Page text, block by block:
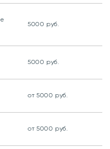
5000 руб.
5000 руб.
от 5000 руб.
от 5000 руб.